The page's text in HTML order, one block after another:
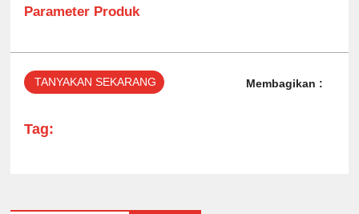
Parameter Produk
TANYAKAN SEKARANG Membagikan :
Tag: